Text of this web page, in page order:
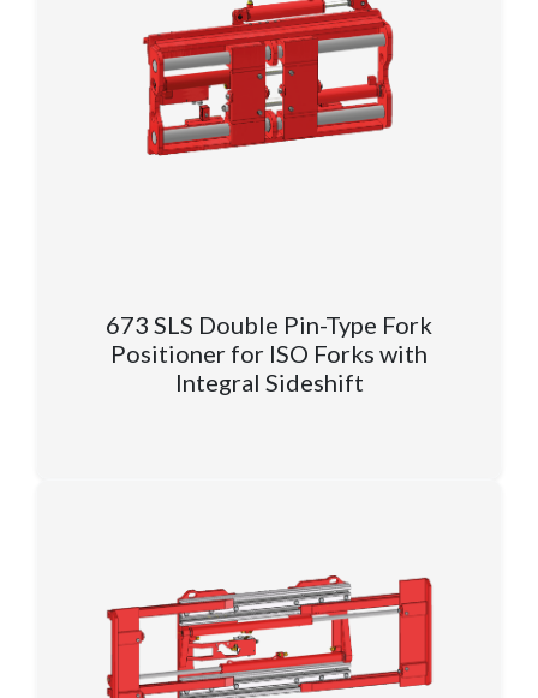
673 SLS Double Pin-Type Fork
Positioner for ISO Forks with
Integral Sideshift